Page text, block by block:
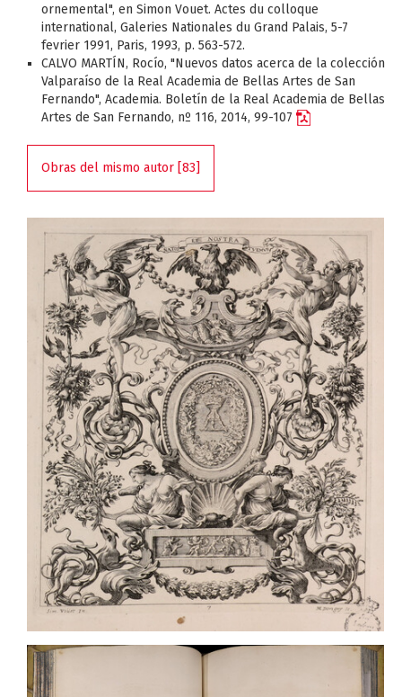
ornemental", en Simon Vouet. Actes du colloque
international, Galeries Nationales du Grand Palais, 5-7
fevrier 1991, Paris, 1993, p. 563-572.
CALVO MARTÍN, Rocío, "Nuevos datos acerca de la colección
Valparaíso de la Real Academia de Bellas Artes de San
Fernando", Academia. Boletín de la Real Academia de Bellas
Artes de San Fernando, nº 116, 2014, 99-107
Obras del mismo autor [83]